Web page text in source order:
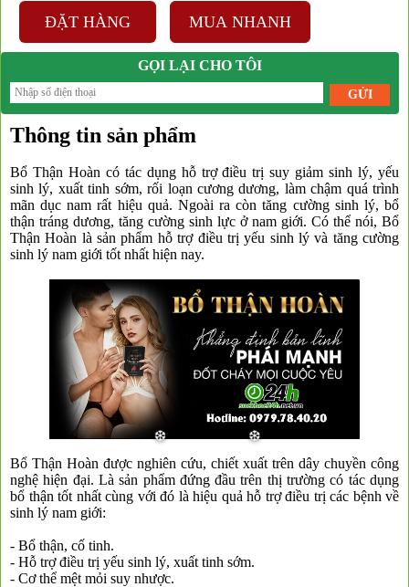
ĐẶT HÀNG MUA NHANH
GỌI LẠI CHO TÔI
Thông tin sản phẩm
Bổ Thận Hoàn có tác dụng hỗ trợ điều trị suy giảm sinh lý, yếu
sinh lý, xuất tinh sớm, rối loạn cương dương, làm chậm quá trình
mãn dục nam rất hiệu quả. Ngoài ra còn tăng cường sinh lý, bổ
thận tráng dương, tăng cường sinh lực ở nam giới. Có thể nói, Bổ
Thận Hoàn là sản phẩm hỗ trợ điều trị yếu sinh lý và tăng cường
sinh lý nam giới tốt nhất hiện nay.
Bổ Thận Hoàn được nghiên cứu, chiết xuất trên dây chuyền công
nghệ hiện đại. Là sản phẩm đứng đầu trên thị trường có tác dụng
bổ thận tốt nhất cùng với đó là hiệu quả hỗ trợ điều trị các bệnh về
sinh lý nam giới:
- Bổ thận, cố tinh.
- Hỗ trợ điều trị yếu sinh lý, xuất tinh sớm.
- Cơ thể mệt mỏi suy nhược.
❅